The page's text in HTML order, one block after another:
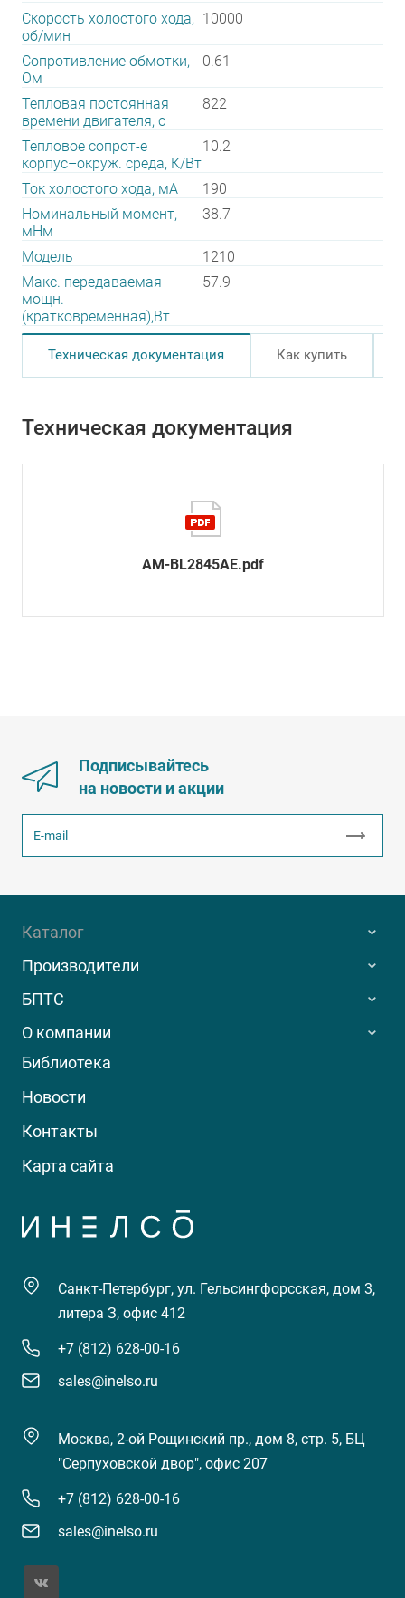
Скорость холостого хода,
об/мин
10000
Сопротивление обмотки,
Ом
0.61
Тепловая постоянная
времени двигателя, с
822
Тепловое сопрот-е
корпус–окруж. среда, К/Вт
10.2
Ток холостого хода, мА
190
Номинальный момент,
мНм
38.7
Модель
1210
Макс. передаваемая
мощн.
(кратковременная),Вт
57.9
Техническая документация Как купить
Техническая документация
AM-BL2845AE.pdf
Подписывайтесь
на новости и акции
Каталог
Производители
БПТС
О компании
Библиотека
Новости
Контакты
Карта сайта
Санкт-Петербург, ул. Гельсингфорсская, дом 3,
литера З, офис 412
+7 (812) 628-00-16
sales@inelso.ru
Москва, 2-ой Рощинский пр., дом 8, стр. 5, БЦ
"Серпуховской двор", офис 207
+7 (812) 628-00-16
sales@inelso.ru